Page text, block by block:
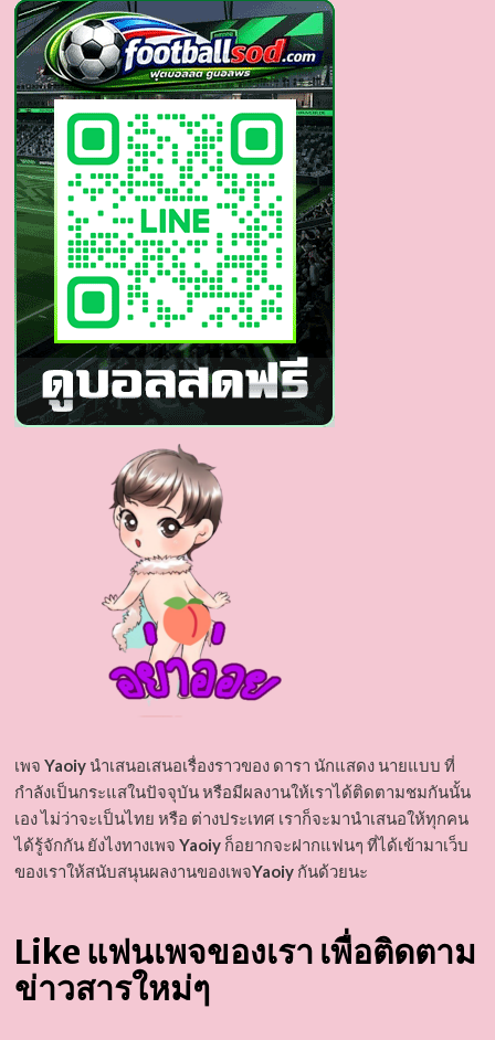
หนุ่ม
หล่อ
ยิ้ม
หวาน
เป้า
ตุง
เห็น
แล้ว
อยาก
กอด
เพจ Yaoiyนำเสนอเสนอเรื่องราวของ ดารา นักแสดง นายแบบ ที่
กำลังเป็นกระแสในปัจจุบัน หรือมีผลงานให้เราได้ติดตามชมกันนั้น
เอง ไม่ว่าจะเป็นไทย หรือ ต่างประเทศ เราก็จะมานำเสนอให้ทุกคน
ได้รู้จักกัน ยังไงทางเพจ Yaoiyก็อยากจะฝากแฟนๆ ที่ได้เข้ามาเว็บ
ของเราให้สนับสนุนผลงานของเพจYaoiyกันด้วยนะ
Like แฟนเพจของเรา เพื่อติดตาม
ข่าวสารใหม่ๆ